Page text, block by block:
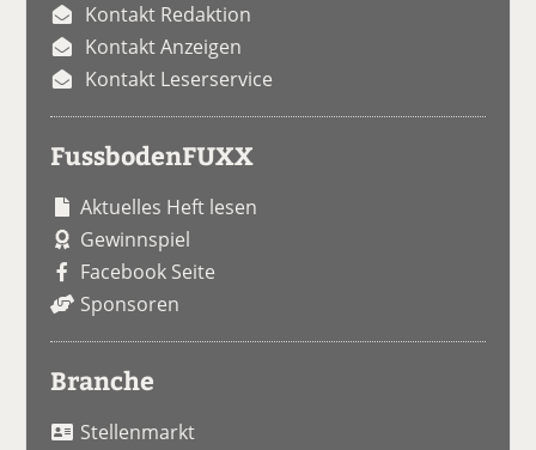
Kontakt Redaktion
Kontakt Anzeigen
Kontakt Leserservice
FussbodenFUXX
Aktuelles Heft lesen
Gewinnspiel
Facebook Seite
Sponsoren
Branche
Stellenmarkt